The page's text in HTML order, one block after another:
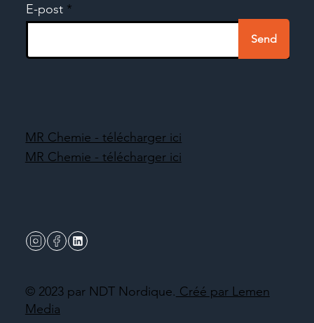
E-post
Send
© 2023 par NDT Nordique. Créé par Lemen
Media
MR Chemie - télécharger ici
MR Chemie - télécharger ici